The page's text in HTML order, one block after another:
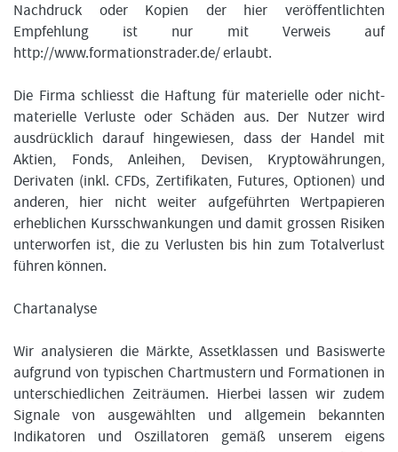
Nachdruck oder Kopien der hier veröffentlichten
Empfehlung ist nur mit Verweis auf
http://www.formationstrader.de/ erlaubt.
Die Firma schliesst die Haftung für materielle oder nicht-
materielle Verluste oder Schäden aus. Der Nutzer wird
ausdrücklich darauf hingewiesen, dass der Handel mit
Aktien, Fonds, Anleihen, Devisen, Kryptowährungen,
Derivaten (inkl. CFDs, Zertifikaten, Futures, Optionen) und
anderen, hier nicht weiter aufgeführten Wertpapieren
erheblichen Kursschwankungen und damit grossen Risiken
unterworfen ist, die zu Verlusten bis hin zum Totalverlust
führen können.
Chartanalyse
Wir analysieren die Märkte, Assetklassen und Basiswerte
aufgrund von typischen Chartmustern und Formationen in
unterschiedlichen Zeiträumen. Hierbei lassen wir zudem
Signale von ausgewählten und allgemein bekannten
Indikatoren und Oszillatoren gemäß unserem eigens